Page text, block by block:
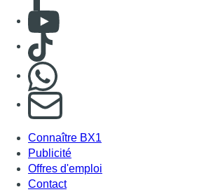
Consulter Youtube
Consulter TikTok
S'abonner à notre newsletter
Connaître BX1
Publicité
Offres d'emploi
Contact